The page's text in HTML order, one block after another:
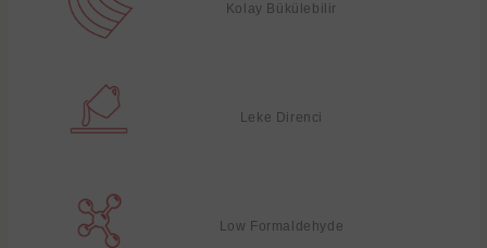
Kolay Bükülebilir
Leke Direnci
Low Formaldehyde